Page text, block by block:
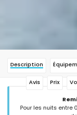
Description
Avis Prix
Pour les nuits entre